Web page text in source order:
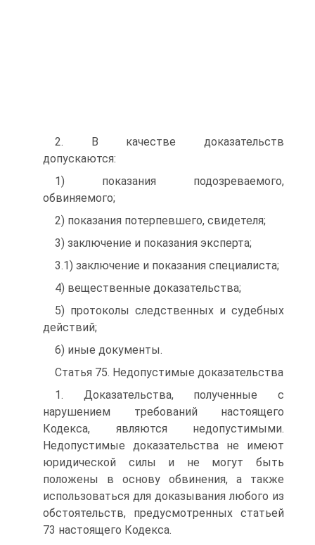
2. В качестве доказательств
допускаются:
1) показания подозреваемого,
обвиняемого;
2) показания потерпевшего, свидетеля;
3) заключение и показания эксперта;
3.1) заключение и показания специалиста;
4) вещественные доказательства;
5) протоколы следственных и судебных
действий;
6) иные документы.
Статья 75. Недопустимые доказательства
1. Доказательства, полученные с
нарушением требований настоящего
Кодекса, являются недопустимыми.
Недопустимые доказательства не имеют
юридической силы и не могут быть
положены в основу обвинения, а также
использоваться для доказывания любого из
обстоятельств, предусмотренных статьей
73 настоящего Кодекса.